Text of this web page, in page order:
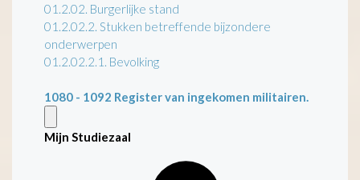
01.2.02. Burgerlijke stand
01.2.02.2. Stukken betreffende bijzondere
onderwerpen
01.2.02.2.1. Bevolking
1080 - 1092 Register van ingekomen militairen.
Mijn Studiezaal